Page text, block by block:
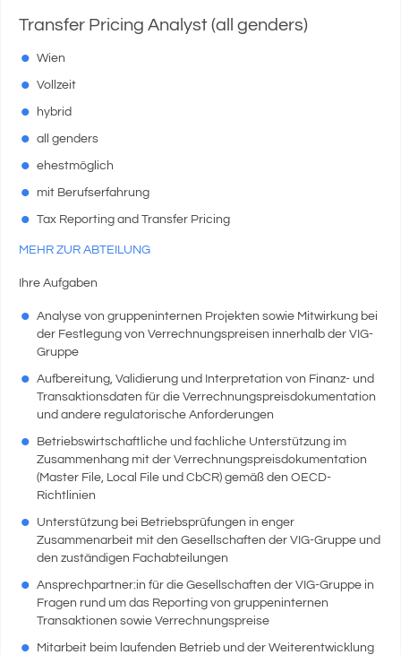
Transfer Pricing Analyst (all genders)
Wien
Vollzeit
hybrid
all genders
ehestmöglich
mit Berufserfahrung
Tax Reporting and Transfer Pricing
MEHR ZUR ABTEILUNG
Ihre Aufgaben
Analyse von gruppeninternen Projekten sowie Mitwirkung bei
der Festlegung von Verrechnungspreisen innerhalb der VIG-
Gruppe
Aufbereitung, Validierung und Interpretation von Finanz- und
Transaktionsdaten für die Verrechnungspreisdokumentation
und andere regulatorische Anforderungen
Betriebswirtschaftliche und fachliche Unterstützung im
Zusammenhang mit der Verrechnungspreisdokumentation
(Master File, Local File und CbCR) gemäß den OECD-
Richtlinien
Unterstützung bei Betriebsprüfungen in enger
Zusammenarbeit mit den Gesellschaften der VIG-Gruppe und
den zuständigen Fachabteilungen
Ansprechpartner:in für die Gesellschaften der VIG-Gruppe in
Fragen rund um das Reporting von gruppeninternen
Transaktionen sowie Verrechnungspreise
Mitarbeit beim laufenden Betrieb und der Weiterentwicklung